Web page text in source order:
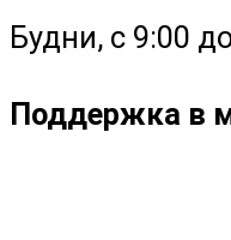
Будни, с 9:00
Поддержка в